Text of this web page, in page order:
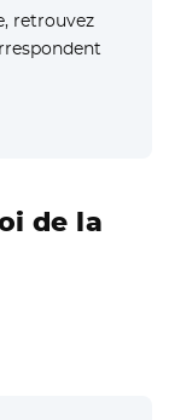
retrouvez
de la